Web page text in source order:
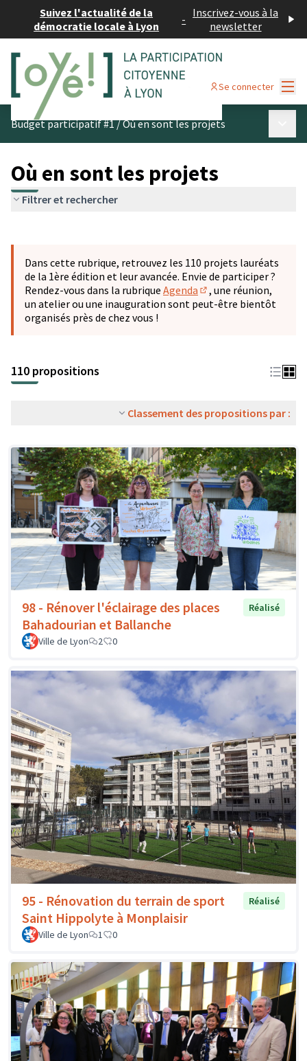
Suivez l'actualité de la
démocratie locale à Lyon
- Inscrivez-vous à la
newsletter
Se connecter
Budget participatif #1/Où en sont les projets
Où en sont les projets
Filtrer et rechercher
−
Dans cette rubrique, retrouvez les 110 projets lauréats
de la 1ère édition et leur avancée. Envie de participer ?
Rendez-vous dans la rubrique Agenda
(S'ouvre dans un
, une réunion,
un atelier ou une inauguration sont peut-être bientôt
organisés près de chez vous !
110 propositions
Classement des propositions par :
98 - Rénover l'éclairage des places
Bahadourian et Ballanche
Réalisé
Ville de Lyon 2 0
95 - Rénovation du terrain de sport
Saint Hippolyte à Monplaisir
Réalisé
Ville de Lyon 1 0